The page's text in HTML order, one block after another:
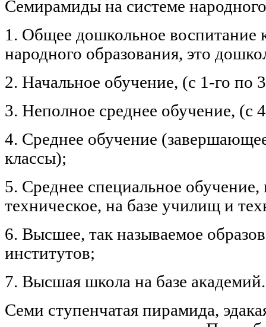
Семирамиды на системе
1. Общее дошкольное воспитание
народного образования, это
2. Начальное обучение, (c 1-го по
3. Неполное среднее обучение, (с
4. Среднее обучение
классы);
5. Среднее специальное
техническое, на базе училищ и
6. Высшее, так называемое
институтов;
7. Высшая школа на базе академий.
Семи ступенчатая пирамида,